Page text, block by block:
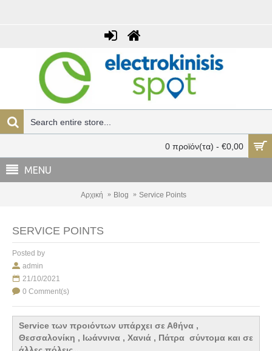
0 προϊόν(τα) - €0,00
MENU
Αρχική Blog Service Points
SERVICE POINTS
Posted by
admin
21/10/2021
0 Comment(s)
Service των προιόντων υπάρχει σε Αθήνα ,
Θεσσαλονίκη , Ιωάννινα , Χανιά , Πάτρα σύντομα και σε